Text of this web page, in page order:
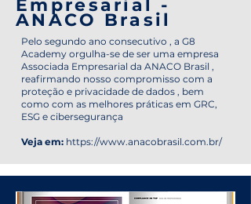
Empresarial -
ANACO Brasil
Pelo segundo ano consecutivo , a G8
Academy orgulha-se de ser uma empresa
Associada Empresarial da ANACO Brasil ,
reafirmando nosso compromisso com a
proteção e privacidade de dados , bem
como com as melhores práticas em GRC,
ESG e cibersegurança
Veja em: https://www.anacobrasil.com.br/